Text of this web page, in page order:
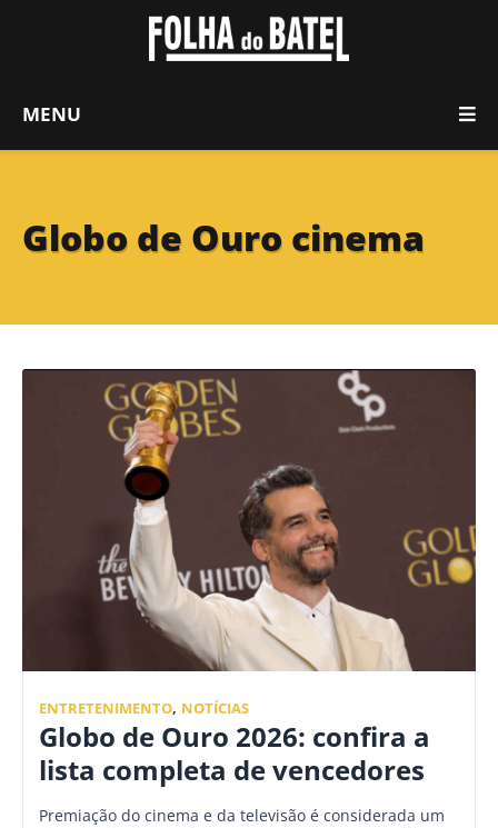
MENU
Globo de Ouro cinema
ENTRETENIMENTO, NOTÍCIAS
Globo de Ouro 2026: confira a
lista completa de vencedores
Premiação do cinema e da televisão é considerada um